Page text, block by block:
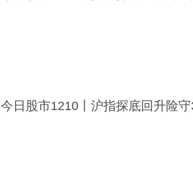
今日股市1210丨沪指探底回升险